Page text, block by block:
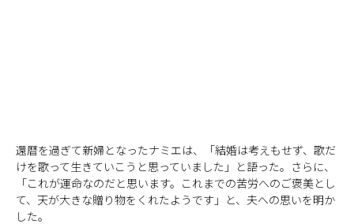
還暦を過ぎて新婦となったナミエは、「結婚は考えもせず、歌だ
けを歌って生きていこうと思っていました」と語った。さらに、
「これが運命なのだと思います。これまでの苦労へのご褒美とし
て、天が大きな贈り物をくれたようです」と、夫への思いを明か
した。